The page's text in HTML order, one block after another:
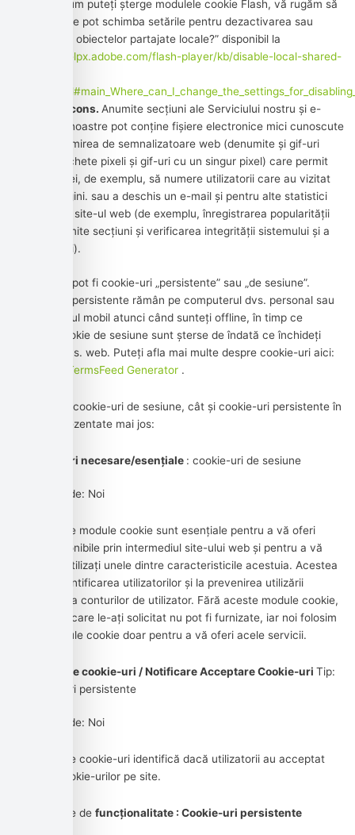
despre cum puteți șterge modulele cookie Flash, vă rugăm să
citiți „Unde pot schimba setările pentru dezactivarea sau
ștergerea obiectelor partajate locale?” disponibil la
https://helpx.adobe.com/flash-player/kb/disable-local-shared-
Web Beacons. Anumite secțiuni ale Serviciului nostru și e-
mailurile noastre pot conține fișiere electronice mici cunoscute
sub denumirea de semnalizatoare web (denumite și gif-uri
clare, etichete pixeli și gif-uri cu un singur pixel) care permit
Companiei, de exemplu, să numere utilizatorii care au vizitat
acele pagini. sau a deschis un e-mail și pentru alte statistici
legate de site-ul web (de exemplu, înregistrarea popularității
unei anumite secțiuni și verificarea integrității sistemului și a
serverului).
Cookie-urile pot fi cookie-uri „persistente” sau „de sesiune”.
Cookie-urile persistente rămân pe computerul dvs. personal sau
pe dispozitivul mobil atunci când sunteți offline, în timp ce
modulele cookie de sesiune sunt șterse de îndată ce închideți
browserul dvs. web. Puteți afla mai multe despre cookie-uri aici:
Cookies by TermsFeed Generator .
Folosim atât cookie-uri de sesiune, cât și cookie-uri persistente în
scopurile prezentate mai jos:
cookie-uri necesare/esențiale : cookie-uri de sesiune
Administrat de: Noi
Scop: Aceste module cookie sunt esențiale pentru a vă oferi
servicii disponibile prin intermediul site-ului web și pentru a vă
permite să utilizați unele dintre caracteristicile acestuia. Acestea
ajută la autentificarea utilizatorilor și la prevenirea utilizării
frauduloase a conturilor de utilizator. Fără aceste module cookie,
serviciile pe care le-ați solicitat nu pot fi furnizate, iar noi folosim
aceste module cookie doar pentru a vă oferi acele servicii.
Politica de cookie-uri / Notificare Acceptare Cookie-uri Tip:
Cookie-uri persistente
Administrat de: Noi
Scop: Aceste cookie-uri identifică dacă utilizatorii au acceptat
utilizarea cookie-urilor pe site.
Tip cookie de funcționalitate : Cookie-uri persistente